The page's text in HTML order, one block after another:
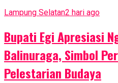
Lampung Selatan2 hari ago
Bupati Egi Apresiasi
Balinuraga, Simbol
Pelestarian Budaya